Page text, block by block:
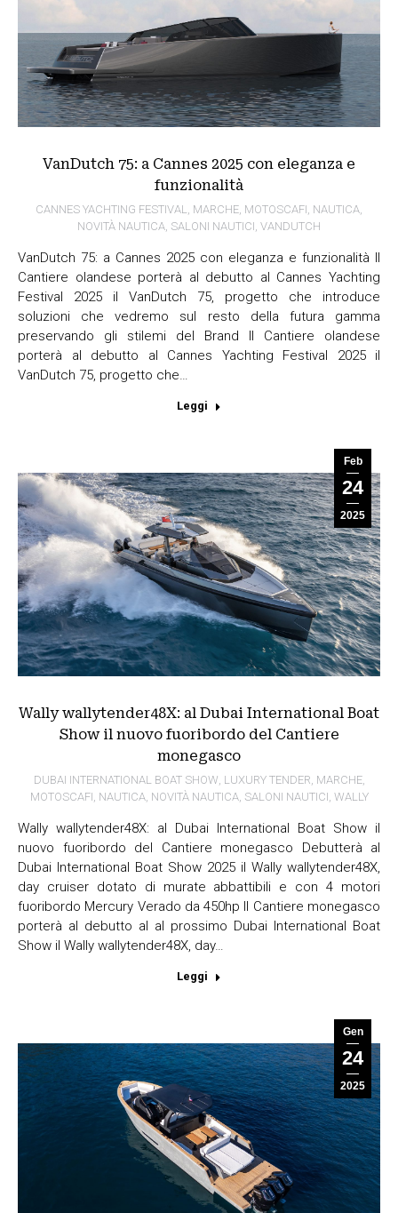
VanDutch 75: a Cannes 2025 con eleganza e
funzionalità
CANNES YACHTING FESTIVAL MARCHE MOTOSCAFI NAUTICA
NOVITÀ NAUTICA SALONI NAUTICI VANDUTCH
VanDutch 75: a Cannes 2025 con eleganza e funzionalità Il
Cantiere olandese porterà al debutto al Cannes Yachting
Festival 2025 il VanDutch 75, progetto che introduce
soluzioni che vedremo sul resto della futura gamma
preservando gli stilemi del Brand Il Cantiere olandese
porterà al debutto al Cannes Yachting Festival 2025 il
VanDutch 75, progetto che…
Leggi
Feb
24
2025
Wally wallytender48X: al Dubai International Boat
Show il nuovo fuoribordo del Cantiere
monegasco
DUBAI INTERNATIONAL BOAT SHOW, LUXURY TENDER, MARCHE,
MOTOSCAFI, NAUTICA, NOVITÀ NAUTICA, SALONI NAUTICI, WALLY
Wally wallytender48X: al Dubai International Boat Show il
nuovo fuoribordo del Cantiere monegasco Debutterà al
Dubai International Boat Show 2025 il Wally wallytender48X,
day cruiser dotato di murate abbattibili e con 4 motori
fuoribordo Mercury Verado da 450hp Il Cantiere monegasco
porterà al debutto al al prossimo Dubai International Boat
Show il Wally wallytender48X, day…
Leggi
Gen
24
2025